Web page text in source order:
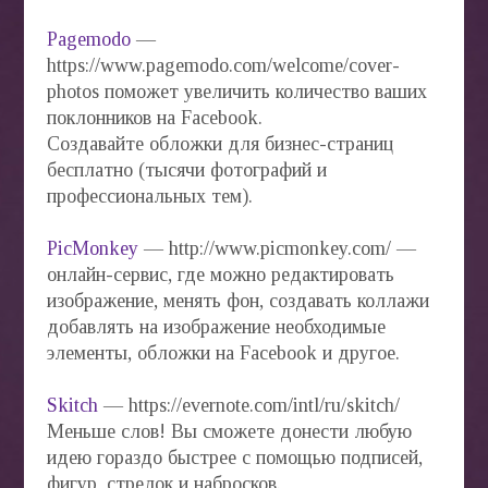
Pagemodo—
https://www.pagemodo.com/welcome/cover-
photos поможет увеличить количество ваших
поклонников на Facebook.
Создавайте обложки для бизнес-страниц
бесплатно (тысячи фотографий и
профессиональных тем).
PicMonkey— http://www.picmonkey.com/ —
онлайн-сервис, где можно редактировать
изображение, менять фон, создавать коллажи
добавлять на изображение необходимые
элементы, обложки на Facebook и другое.
Skitch— https://evernote.com/intl/ru/skitch/
Меньше слов! Вы сможете донести любую
идею гораздо быстрее с помощью подписей,
фигур, стрелок и набросков.